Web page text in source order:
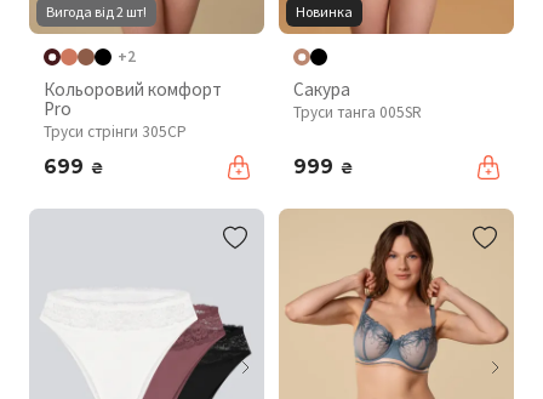
Вигода від 2 шт!
+2
Кольоровий комфорт
Pro
Труси стрінги 305CP
699 ₴
Новинка
Сакура
Труси танга 005SR
999 ₴